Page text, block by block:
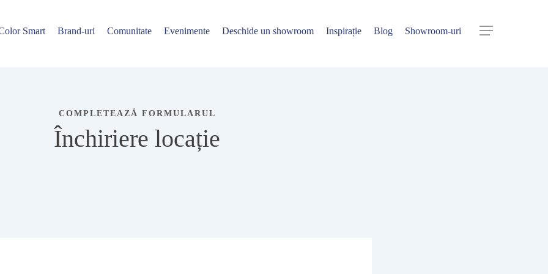
Smart Brand-uri Comunitate Evenimente Deschide un showroom Inspirație Blog Showroom-uri Menu
COMPLETEAZĂ FORMULARUL
Închiriere locație